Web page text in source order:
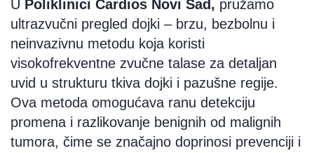
U Poliklinici Cardios Novi Sad, pružamo
ultrazvučni pregled dojki –brzu, bezbolnu i
neinvazivnu metodu koja koristi
visokofrekventne zvučne talase za detaljan
uvid u strukturu tkiva dojki i pazušne regije.
Ova metoda omogućava ranu detekciju
promena i razlikovanje benignih od malignih
tumora, čime se značajno doprinosi prevenciji i